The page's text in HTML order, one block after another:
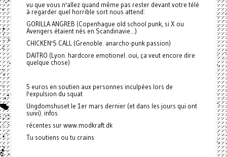
vu que vous n'allez quand même pas rester devant votre télé
à regarder quel horrible sort nous attend:
GORILLA ANGREB (Copenhague old school punk, si X ou
Avengers étaient nés en Scandinavie...)
CHICKEN'S CALL (Grenoble. anarcho-punk passion)
DAITRO (Lyon. hardcore emotionel. oui, ça veut encore dire
quelque chose)
5 euros en soutien aux personnes inculpées lors de
l'expulsion du squat
Ungdomshuset le 1er mars dernier (et dans les jours qui ont
suivi). infos
récentes sur www.modkraft.dk
Tu soutiens ou tu crains